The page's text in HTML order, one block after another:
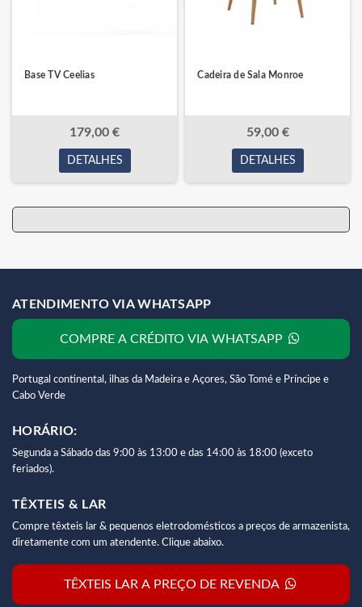
Base TV Ceelias
179,00 €
DETALHES
Cadeira de Sala Monroe
59,00 €
DETALHES
ATENDIMENTO VIA WHATSAPP
COMPRE A CRÉDITO VIA WHATSAPP
Portugal continental, ilhas da Madeira e Açores, São Tomé e Príncipe e
Cabo Verde
HORÁRIO:
Segunda a Sábado das 9:00 às 13:00 e das 14:00 às 18:00 (exceto
feriados).
TÊXTEIS & LAR
Compre têxteis lar & pequenos eletrodomésticos a preços de armazenista,
diretamente com um atendente. Clique abaixo.
TÊXTEIS LAR A PREÇO DE REVENDA